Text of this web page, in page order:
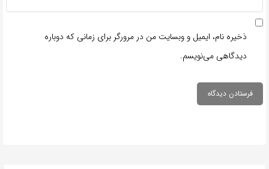
ذخیره نام، ایمیل و وبسایت من در مرورگر برای زمانی که دوباره
دیدگاهی می‌نویسم.